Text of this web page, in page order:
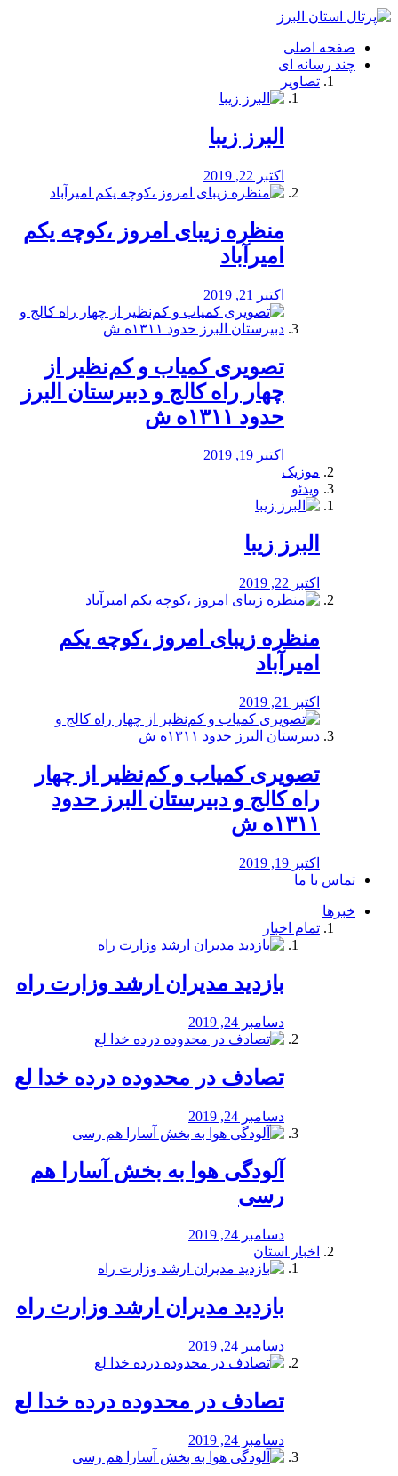
فصد
شرق
تهران
خشکشویی
صفحه اصلی
چند رسانه ای
تصاویر
البرز زیبا
اکتبر 22, 2019
منظره‌‌ زیبای امروز ،کوچه یکم
امیرآباد
اکتبر 21, 2019
️تصویری کمیاب و کم‌نظیر از
چهار راه كالج و دبيرستان البرز
حدود ۱۳۱۱ه ش
اکتبر 19, 2019
موزیک
ویدئو
البرز زیبا
اکتبر 22, 2019
منظره‌‌ زیبای امروز ،کوچه یکم
امیرآباد
اکتبر 21, 2019
️تصویری کمیاب و کم‌نظیر از چهار
راه كالج و دبيرستان البرز حدود
۱۳۱۱ه ش
اکتبر 19, 2019
تماس با ما
خبرها
تمام اخبار
بازدید مدیران ارشد وزارت راه
دسامبر 24, 2019
تصادف در محدوده درده خدا لع
دسامبر 24, 2019
آلودگی هوا به بخش آسارا هم
رسی
دسامبر 24, 2019
اخبار استان
بازدید مدیران ارشد وزارت راه
دسامبر 24, 2019
تصادف در محدوده درده خدا لع
دسامبر 24, 2019